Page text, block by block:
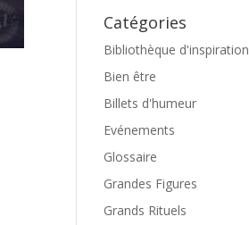
Catégories
Bibliothèque d'inspiration
Bien être
Billets d'humeur
Evénements
Glossaire
Grandes Figures
Grands Rituels